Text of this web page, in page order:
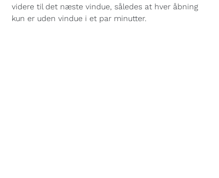
videre til det næste vindue, således at hver åbning
kun er uden vindue i et par minutter.